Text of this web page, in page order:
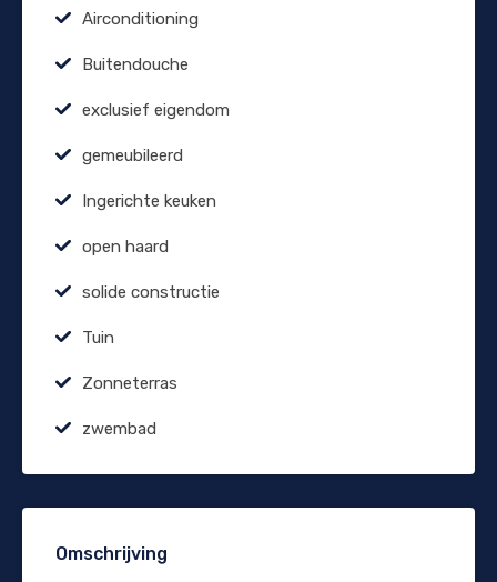
Airconditioning
Buitendouche
exclusief eigendom
gemeubileerd
Ingerichte keuken
open haard
solide constructie
Tuin
Zonneterras
zwembad
Omschrijving